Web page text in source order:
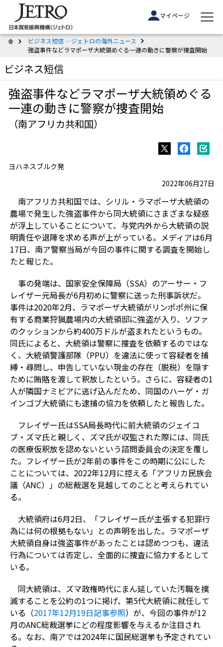
マイページ
ビジネス短信 ―ジェトロの海外ニュース
強盗事件などラマポーザ大統領めぐる一連の動きに警察が捜査開始
ビジネス短信
強盗事件などラマポーザ大統領めぐる
一連の動きに警察が捜査開始
（南アフリカ共和国）
ヨハネスブルク発
2022年06月27日
南アフリカ共和国では、シリル・ラマポーザ大統領の
農場で発生した強盗事件から同大統領にさまざまな疑惑
が浮上していることについて、与党内外から大統領の説
明責任や退陣を求める声が上がっている。メディアは6月
17日、南ア警察当局が今回の事件に関する調査を開始し
たと報じた。
事の発端は、国家安全保障局（SSA）のアーサー・フ
レイザー元局長が6月初めに警察に送った刑事訴状だ。
事件は2020年2月、ラマポーザ大統領がリンポポ州に保
有する商業狩猟農場内の大統領邸に強盗が入り、ソファ
のクッションから約400万ドルが盗まれたというもの。
同氏によると、大統領は警察に捜査を依頼するのではな
く、大統領警護部隊（PPU）を違法に使って容疑者を捕
縛・尋問し、申告していない現金の存在（脱税）を隠す
ために賄賂を渡して釈放したという。さらに、容疑者の1
人が隣国ナミビアに逃げ込んだため、同国のハーゲ・ガ
インゴブ大統領にも逮捕の協力を依頼したと報告した。
フレイザー氏はSSA局長時代に前大統領のジェイコ
ブ・ズマ氏と親しく、ズマ氏が収監された際には、同氏
の医療仮釈放を認めないという諮問委員会の決定を覆し
た。フレイザー氏が2年前の事件をこの時期に公にした
ことについては、2022年12月に控える「アフリカ民族会
議（ANC）」の総裁選を見越してのことと考えられてい
る。
大統領府は6月2日、「フレイザー氏が主張する犯罪行
為には何の根拠もない」との声明を出した。ラマポーザ
大統領自身は強盗事件があったことは認めつつも、違法
行為については否定し、全面的に捜査に協力するとして
いる。
同大統領は、ズマ政権時代にまん延していた汚職を撲
滅することを公約の1つに掲げ、第5代大統領に就任して
いる（2017年12月19日記事参照）が、今回の事件が12
月のANC総裁選挙にどの程度影響を与えるか注目され
る。なお、南アでは2024年に国民総選挙も予定されてい